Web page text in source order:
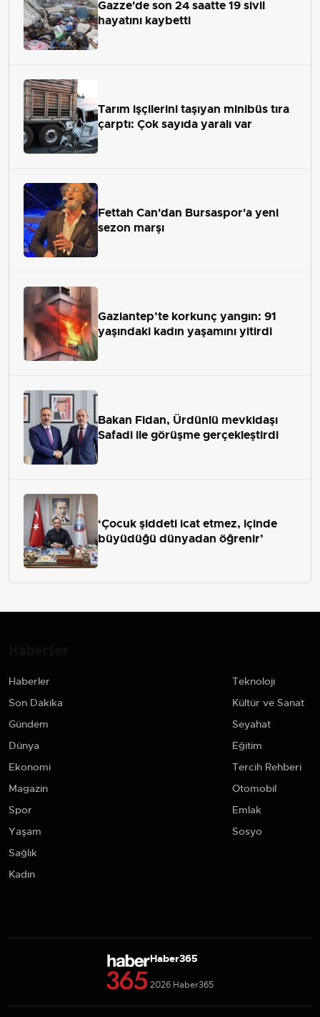
Gazze'de son 24 saatte 19 sivil
hayatını kaybetti
Tarım işçilerini taşıyan minibüs tıra
çarptı: Çok sayıda yaralı var
Fettah Can'dan Bursaspor'a yeni
sezon marşı
Gaziantep’te korkunç yangın: 91
yaşındaki kadın yaşamını yitirdi
Bakan Fidan, Ürdünlü mevkidaşı
Safadi ile görüşme gerçekleştirdi
‘Çocuk şiddeti icat etmez, içinde
büyüdüğü dünyadan öğrenir’
Haberler
Son Dakika
Gündem
Dünya
Ekonomi
Magazin
Spor
Yaşam
Sağlık
Kadın
Teknoloji
Kültür ve Sanat
Seyahat
Eğitim
Tercih Rehberi
Otomobil
Emlak
Sosyo
Haber365
2026 Haber365